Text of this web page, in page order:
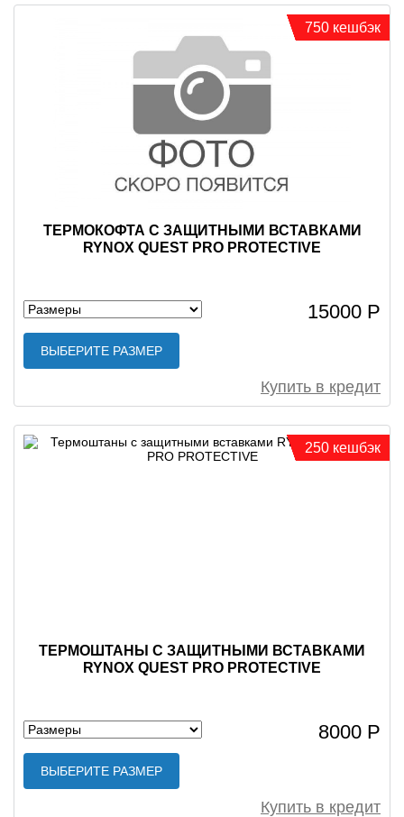
ТЕРМОКОФТА С ЗАЩИТНЫМИ ВСТАВКАМИ
RYNOX QUEST PRO PROTECTIVE
15000 Р
ВЫБЕРИТЕ РАЗМЕР
Купить в кредит
750 кешбэк
ТЕРМОШТАНЫ С ЗАЩИТНЫМИ ВСТАВКАМИ
RYNOX QUEST PRO PROTECTIVE
8000 Р
ВЫБЕРИТЕ РАЗМЕР
Купить в кредит
250 кешбэк